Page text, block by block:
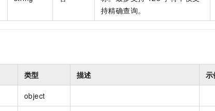
持精确查询。
类型 描述 示
object